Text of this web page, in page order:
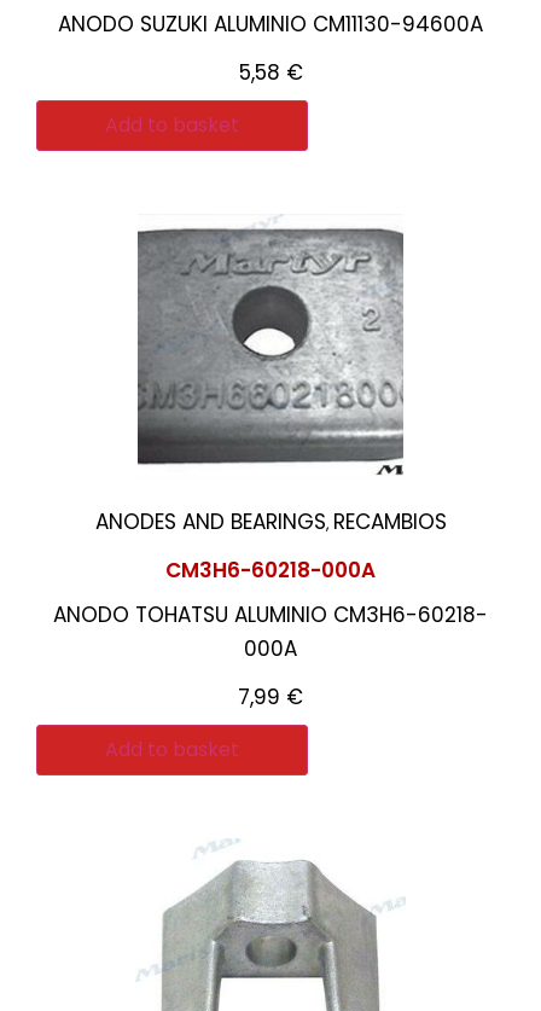
ANODO SUZUKI ALUMINIO CM11130-94600A
5,58 €
Add to basket
ANODES AND BEARINGS, RECAMBIOS
CM3H6-60218-000A
ANODO TOHATSU ALUMINIO CM3H6-60218-
000A
7,99 €
Add to basket